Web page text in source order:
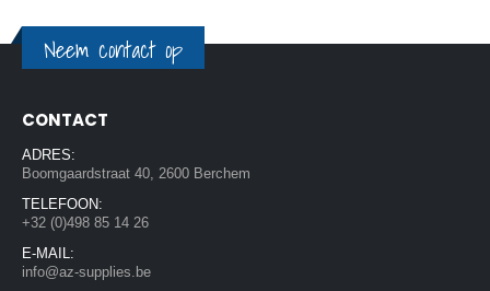
Neem contact op
CONTACT
ADRES:
Boomgaardstraat 40, 2600 Berchem
TELEFOON:
+32 (0)498 85 14 26
E-MAIL:
info@az-supplies.be